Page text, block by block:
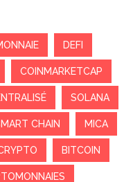
DEFI
COINMARKETCAP
SOLANA
CHAIN MICA
BITCOIN